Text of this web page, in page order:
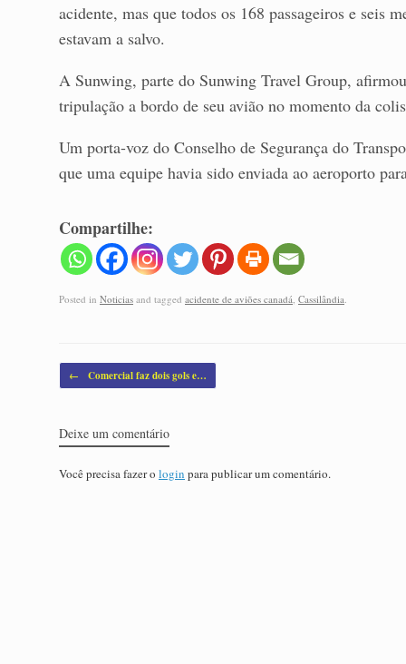
acidente, mas que todos os 168 passageiros e seis
estavam a salvo.
A Sunwing, parte do Sunwing Travel Group,
tripulação a bordo de seu avião no momento da
Um porta-voz do Conselho de Segurança do
que uma equipe havia sido enviada ao aeroporto
Compartilhe:
Posted in Noticias and tagged acidente de aviões canadá Cassilândia
Post navigation
← Comercial faz dois gols e…
Deixe um comentário
Você precisa fazer o login para publicar um comentário.